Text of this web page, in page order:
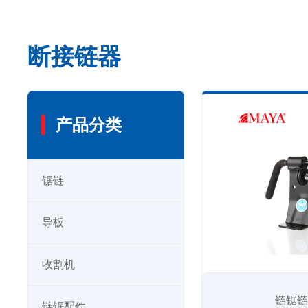
断接链器
产品分类
锯链
导板
收割机
链锯